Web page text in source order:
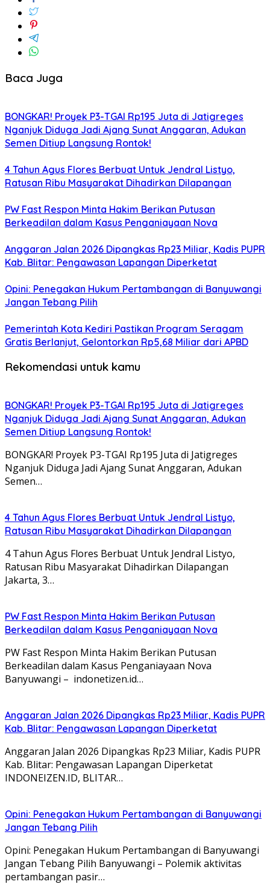
Baca Juga
BONGKAR! Proyek P3-TGAI Rp195 Juta di Jatigreges
Nganjuk Diduga Jadi Ajang Sunat Anggaran, Adukan
Semen Ditiup Langsung Rontok!
4 Tahun Agus Flores Berbuat Untuk Jendral Listyo,
Ratusan Ribu Masyarakat Dihadirkan Dilapangan
PW Fast Respon Minta Hakim Berikan Putusan
Berkeadilan dalam Kasus Penganiayaan Nova
Anggaran Jalan 2026 Dipangkas Rp23 Miliar, Kadis PUPR
Kab. Blitar: Pengawasan Lapangan Diperketat
Opini: Penegakan Hukum Pertambangan di Banyuwangi
Jangan Tebang Pilih
Pemerintah Kota Kediri Pastikan Program Seragam
Gratis Berlanjut, Gelontorkan Rp5,68 Miliar dari APBD
Rekomendasi untuk kamu
BONGKAR! Proyek P3-TGAI Rp195 Juta di Jatigreges
Nganjuk Diduga Jadi Ajang Sunat Anggaran, Adukan
Semen Ditiup Langsung Rontok!
BONGKAR! Proyek P3-TGAI Rp195 Juta di Jatigreges
Nganjuk Diduga Jadi Ajang Sunat Anggaran, Adukan
Semen…
4 Tahun Agus Flores Berbuat Untuk Jendral Listyo,
Ratusan Ribu Masyarakat Dihadirkan Dilapangan
4 Tahun Agus Flores Berbuat Untuk Jendral Listyo,
Ratusan Ribu Masyarakat Dihadirkan Dilapangan
Jakarta, 3…
PW Fast Respon Minta Hakim Berikan Putusan
Berkeadilan dalam Kasus Penganiayaan Nova
PW Fast Respon Minta Hakim Berikan Putusan
Berkeadilan dalam Kasus Penganiayaan Nova
Banyuwangi – indonetizen.id…
Anggaran Jalan 2026 Dipangkas Rp23 Miliar, Kadis PUPR
Kab. Blitar: Pengawasan Lapangan Diperketat
Anggaran Jalan 2026 Dipangkas Rp23 Miliar, Kadis PUPR
Kab. Blitar: Pengawasan Lapangan Diperketat
INDONEIZEN.ID, BLITAR…
Opini: Penegakan Hukum Pertambangan di Banyuwangi
Jangan Tebang Pilih
Opini: Penegakan Hukum Pertambangan di Banyuwangi
Jangan Tebang Pilih Banyuwangi – Polemik aktivitas
pertambangan pasir…